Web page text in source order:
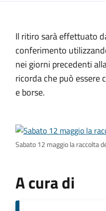
Il ritiro sarà effettuato
conferimento
nei giorni precedenti
ricorda che può essere
e borse.
Sabato 12 maggio la raccolta
A cura di